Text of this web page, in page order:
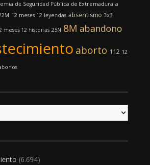
de Seguridad Pública de Extremadura a
12 meses 12 leyendas absentismo 3x3
meses 12 historias 25N 8M abandono
aborto 112 12
(6.694)